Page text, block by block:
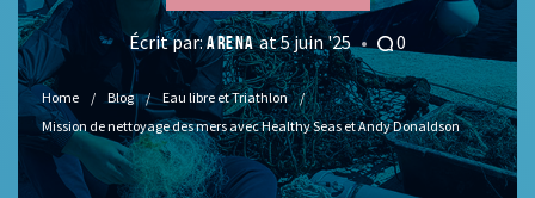
Écrit par:ARENAat 5 juin '25 0
Home Blog
Eau libre et Triathlon
Mission de nettoyage des mers avec Healthy Seas et Andy Donaldson